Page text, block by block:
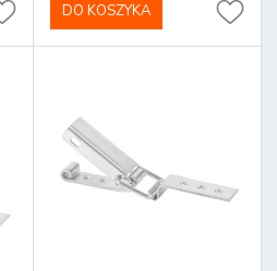
DO KOSZYKA